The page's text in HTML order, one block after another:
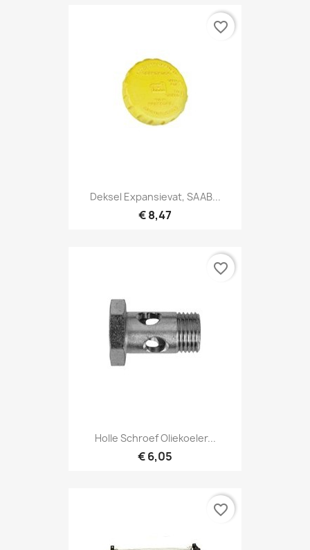
Deksel Expansievat, SAAB...
€ 8,47
favorite_border
Holle Schroef Oliekoeler...
€ 6,05
favorite_border
favorite_border